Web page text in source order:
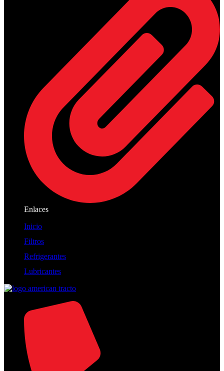
Enlaces
Inicio
Filtros
Refrigerantes
Lubricantes